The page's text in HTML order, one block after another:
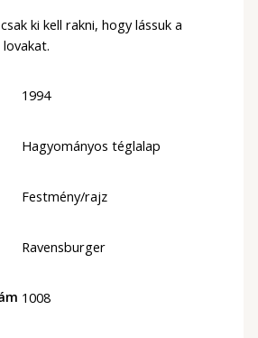
ki kell rakni, hogy lássuk a
1994
Hagyományos téglalap
Festmény/rajz
Ravensburger
1008